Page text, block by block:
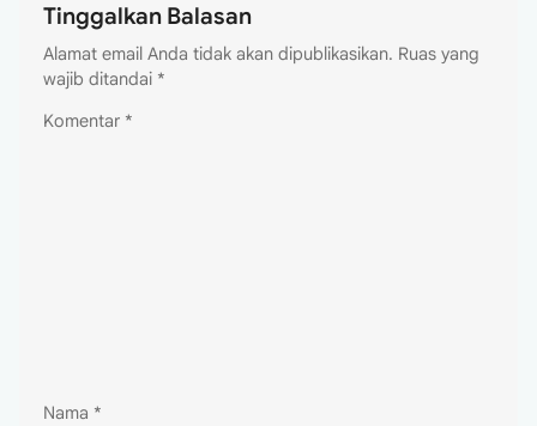
Tinggalkan Balasan
Alamat email Anda tidak akan dipublikasikan. Ruas yang
wajib ditandai *
Komentar *
Nama *